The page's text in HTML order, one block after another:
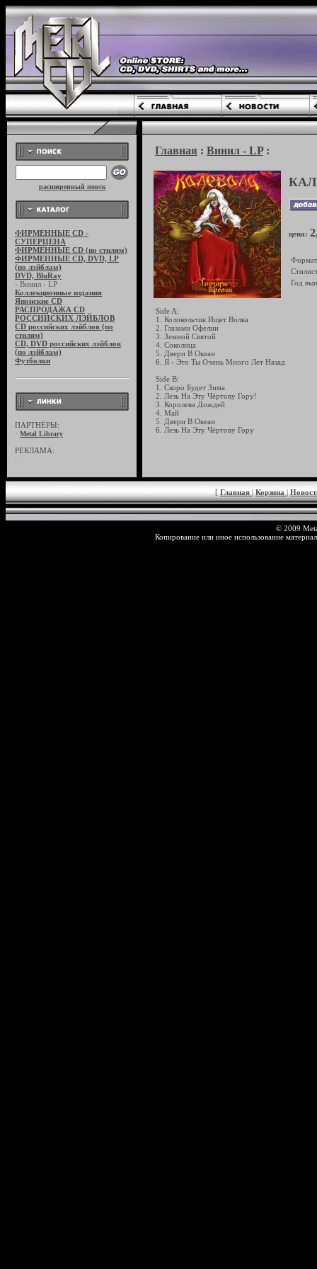
расширенный поиск
ФИРМЕННЫЕ CD -
СУПЕРЦЕНА
ФИРМЕННЫЕ CD (по стилям)
ФИРМЕННЫЕ CD, DVD, LP
(по лэйблам)
DVD, BluRay
- Винил - LP
Коллекционные издания
Японские CD
РАСПРОДАЖА CD
РОССИЙСКИХ ЛЭЙБЛОВ
CD российских лэйблов (по
стилям)
CD, DVD российских лэйблов
(по лэйблам)
Футболки
ПАРТНЁРЫ:
· Metal Library
РЕКЛАМА:
·
Главная : Винил - LP:
цена:
Год
Side A:
1. Колокольчик Ищет Волка
2. Глазами Офелии
3. Земной Святой
4. Соколица
5. Двери В Океан
6. Я - Это Ты Очень Много Лет Назад
Side B:
1. Скоро Будет Зима
2. Лезь На Эту Чёртову Гору!
3. Королева Дождей
4. Май
5. Двери В Океан
6. Лезь На Эту Чёртову Гору
[ Главная | Корзина |
© 2009
Копирование или иное использование